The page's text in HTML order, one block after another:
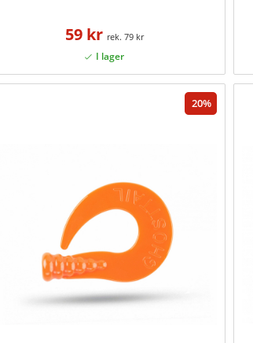
59 kr 79 kr
20